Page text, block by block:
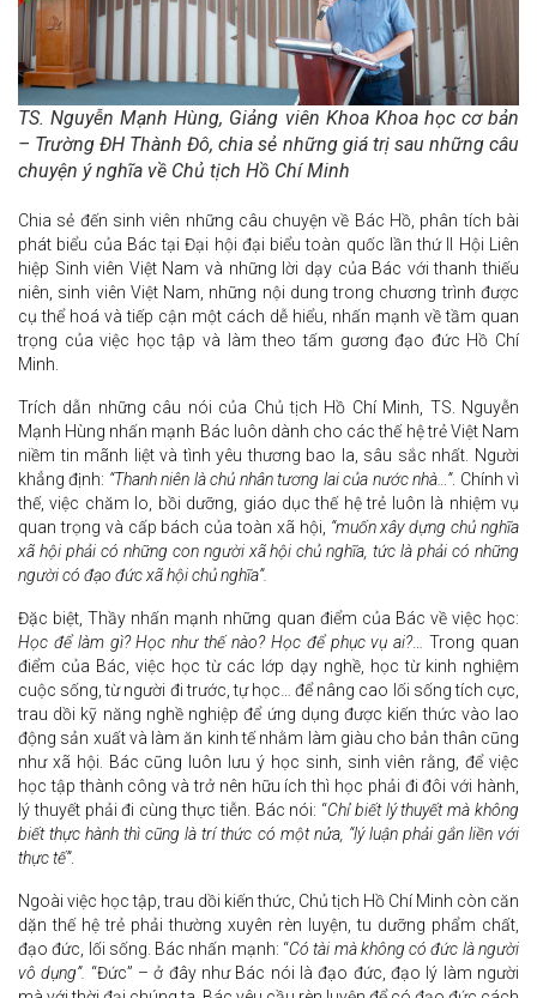
TS. Nguyễn Mạnh Hùng, Giảng viên Khoa Khoa học cơ bản
– Trường ĐH Thành Đô, chia sẻ những giá trị sau những câu
chuyện ý nghĩa về Chủ tịch Hồ Chí Minh
Chia sẻ đến sinh viên những câu chuyện về Bác Hồ, phân tích bài
phát biểu của Bác tại Đại hội đại biểu toàn quốc lần thứ II Hội Liên
hiệp Sinh viên Việt Nam và những lời dạy của Bác với thanh thiếu
niên, sinh viên Việt Nam, những nội dung trong chương trình được
cụ thể hoá và tiếp cận một cách dễ hiểu, nhấn mạnh về tầm quan
trọng của việc học tập và làm theo tấm gương đạo đức Hồ Chí
Minh.
Trích dẫn những câu nói của Chủ tịch Hồ Chí Minh, TS. Nguyễn
Mạnh Hùng nhấn mạnh Bác luôn dành cho các thế hệ trẻ Việt Nam
niềm tin mãnh liệt và tình yêu thương bao la, sâu sắc nhất. Người
khẳng định: “Thanh niên là chủ nhân tương lai của nước nhà…”. Chính vì
thế, việc chăm lo, bồi dưỡng, giáo dục thế hệ trẻ luôn là nhiệm vụ
quan trọng và cấp bách của toàn xã hội, “muốn xây dựng chủ nghĩa
xã hội phải có những con người xã hội chủ nghĩa, tức là phải có những
người có đạo đức xã hội chủ nghĩa”.
Đặc biệt, Thầy nhấn mạnh những quan điểm của Bác về việc học:
Học để làm gì? Học như thế nào? Học để phục vụ ai?… Trong quan
điểm của Bác, việc học từ các lớp dạy nghề, học từ kinh nghiệm
cuộc sống, từ người đi trước, tự học… để nâng cao lối sống tích cực,
trau dồi kỹ năng nghề nghiệp để ứng dụng được kiến thức vào lao
động sản xuất và làm ăn kinh tế nhằm làm giàu cho bản thân cũng
như xã hội. Bác cũng luôn lưu ý học sinh, sinh viên rằng, để việc
học tập thành công và trở nên hữu ích thì học phải đi đôi với hành,
lý thuyết phải đi cùng thực tiễn. Bác nói: “Chỉ biết lý thuyết mà không
biết thực hành thì cũng là trí thức có một nửa, “lý luận phải gắn liền với
thực tế”.
Ngoài việc học tập, trau dồi kiến thức, Chủ tịch Hồ Chí Minh còn căn
dặn thế hệ trẻ phải thường xuyên rèn luyện, tu dưỡng phẩm chất,
đạo đức, lối sống. Bác nhấn mạnh: “Có tài mà không có đức là người
vô dụng”. “Đức” – ở đây như Bác nói là đạo đức, đạo lý làm người